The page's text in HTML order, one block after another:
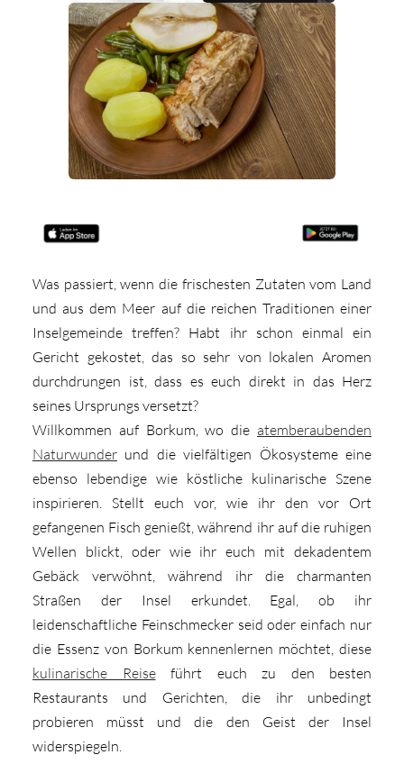
Was passiert, wenn die frischesten Zutaten vom Land
und aus dem Meer auf die reichen Traditionen einer
Inselgemeinde treffen? Habt ihr schon einmal ein
Gericht gekostet, das so sehr von lokalen Aromen
durchdrungen ist, dass es euch direkt in das Herz
seines Ursprungs versetzt?
Willkommen auf Borkum, wo die atemberaubenden
Naturwunder und die vielfältigen Ökosysteme eine
ebenso lebendige wie köstliche kulinarische Szene
inspirieren. Stellt euch vor, wie ihr den vor Ort
gefangenen Fisch genießt, während ihr auf die ruhigen
Wellen blickt, oder wie ihr euch mit dekadentem
Gebäck verwöhnt, während ihr die charmanten
Straßen der Insel erkundet. Egal, ob ihr
leidenschaftliche Feinschmecker seid oder einfach nur
die Essenz von Borkum kennenlernen möchtet, diese
kulinarische Reiseführt euch zu den besten
Restaurants und Gerichten, die ihr unbedingt
probieren müsst und die den Geist der Insel
widerspiegeln.